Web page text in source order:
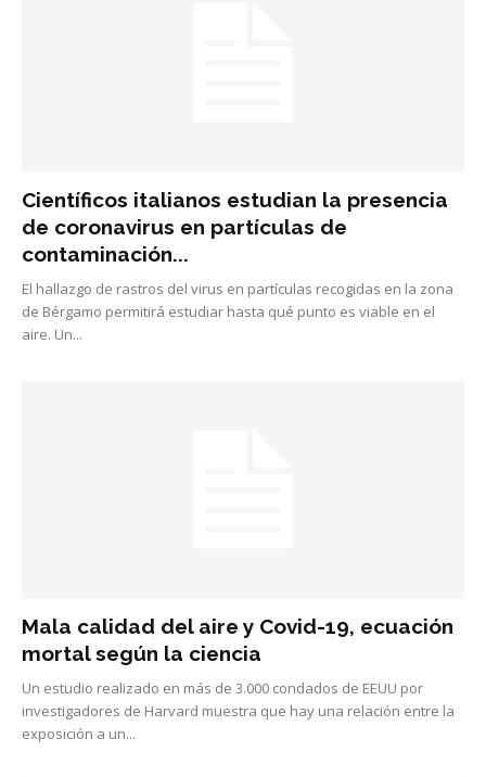
Científicos italianos estudian la presencia
de coronavirus en partículas de
contaminación...
El hallazgo de rastros del virus en partículas recogidas en la zona
de Bérgamo permitirá estudiar hasta qué punto es viable en el
aire. Un...
Mala calidad del aire y Covid-19, ecuación
mortal según la ciencia
Un estudio realizado en más de 3.000 condados de EEUU por
investigadores de Harvard muestra que hay una relación entre la
exposición a un...